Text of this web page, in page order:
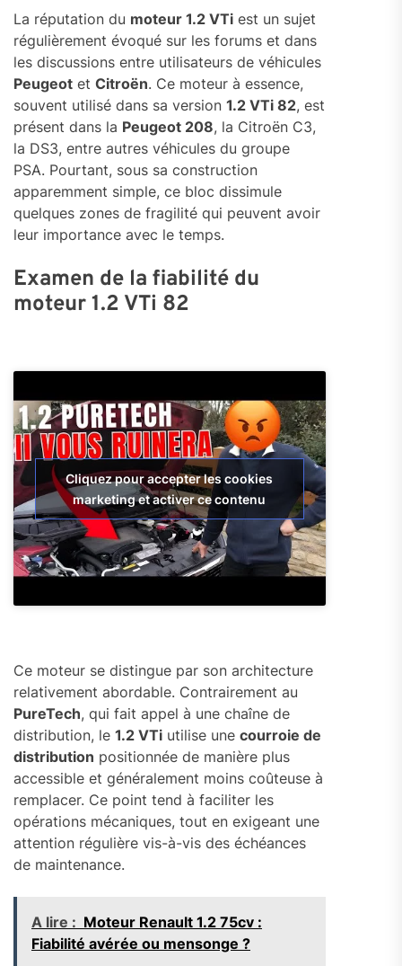
La réputation du moteur 1.2 VTi est un sujet
régulièrement évoqué sur les forums et dans
les discussions entre utilisateurs de véhicules
Peugeot et Citroën. Ce moteur à essence,
souvent utilisé dans sa version 1.2 VTi 82, est
présent dans la Peugeot 208, la Citroën C3,
la DS3, entre autres véhicules du groupe
PSA. Pourtant, sous sa construction
apparemment simple, ce bloc dissimule
quelques zones de fragilité qui peuvent avoir
leur importance avec le temps.
Examen de la fiabilité du
moteur 1.2 VTi 82
Cliquez pour accepter les cookies
marketing et activer ce contenu
Ce moteur se distingue par son architecture
relativement abordable. Contrairement au
PureTech, qui fait appel à une chaîne de
distribution, le 1.2 VTi utilise une courroie de
distribution positionnée de manière plus
accessible et généralement moins coûteuse à
remplacer. Ce point tend à faciliter les
opérations mécaniques, tout en exigeant une
attention régulière vis-à-vis des échéances
de maintenance.
A lire : Moteur Renault 1.2 75cv :
Fiabilité avérée ou mensonge ?